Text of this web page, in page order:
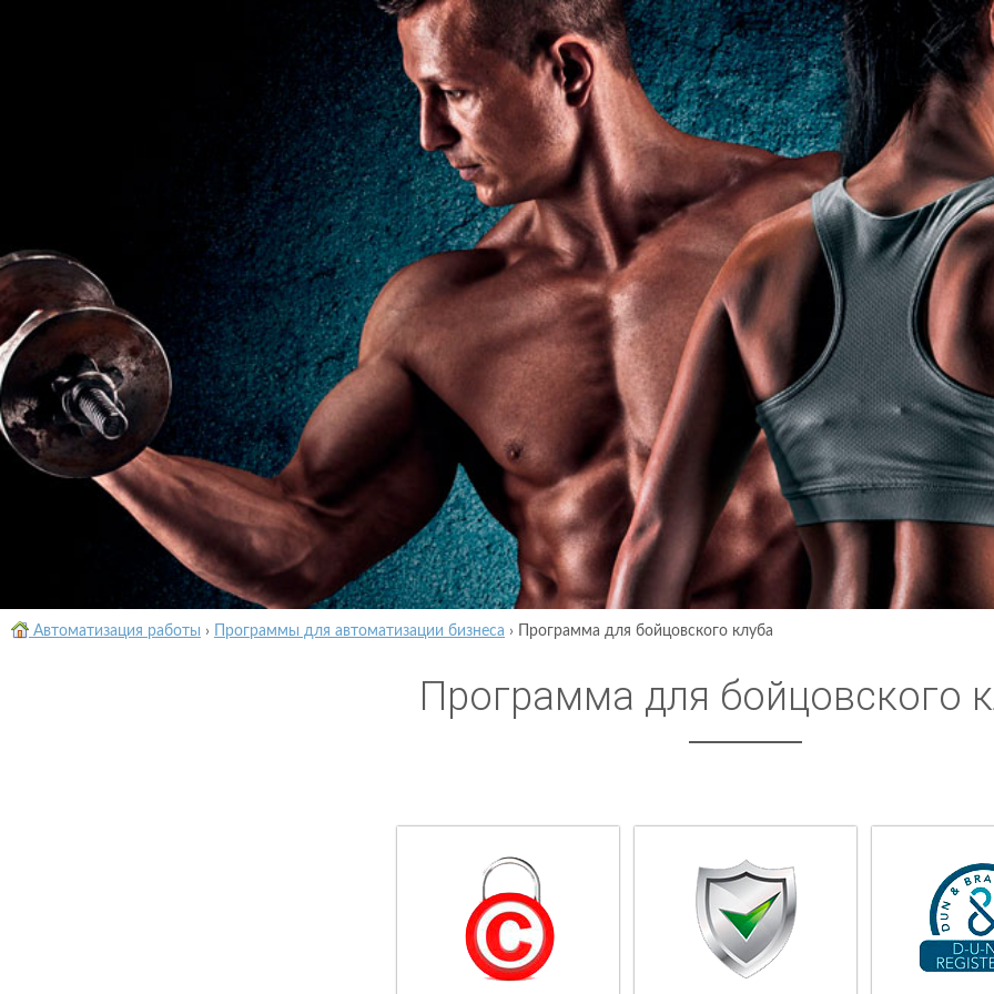
Автоматизация работы › Программы для автоматизации бизнеса › Программа для бойцовского клуба
Программа для бойцовского